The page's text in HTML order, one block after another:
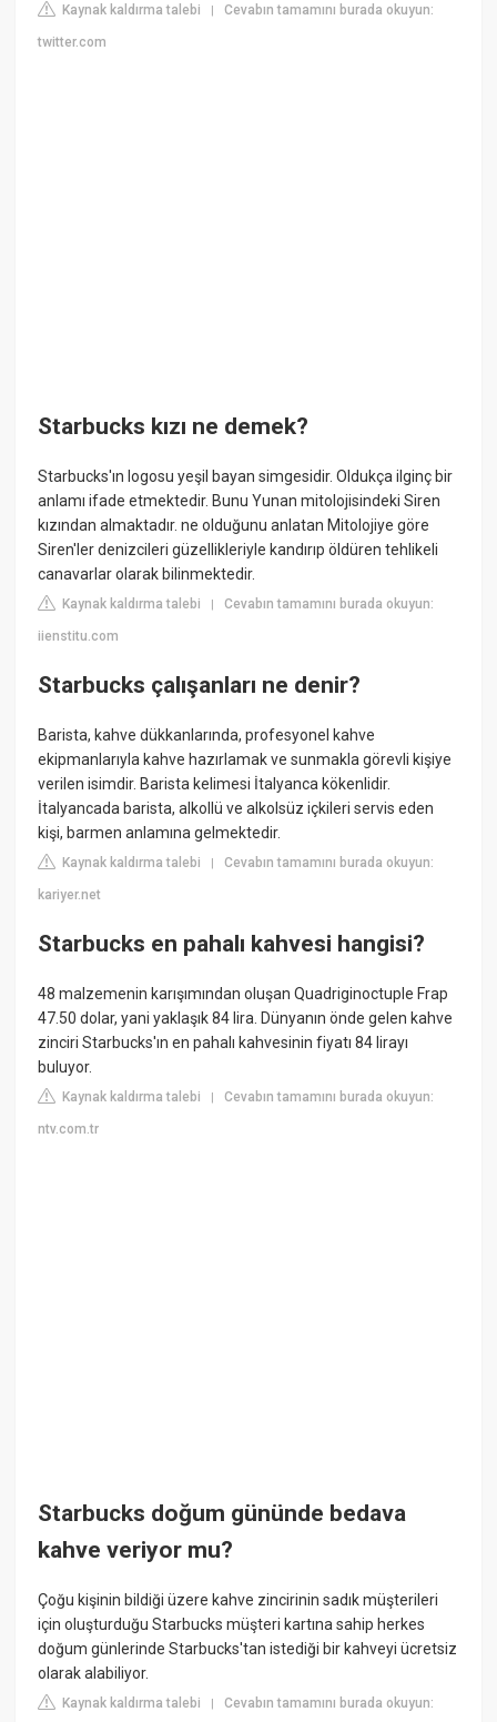
Kaynak kaldırma talebi |Cevabın tamamını burada okuyun:
twitter.com
Starbucks kızı ne demek?
Starbucks'ın logosu yeşil bayan simgesidir. Oldukça ilginç bir
anlamı ifade etmektedir. Bunu Yunan mitolojisindeki Siren
kızından almaktadır. ne olduğunu anlatan Mitolojiye göre
Siren'ler denizcileri güzellikleriyle kandırıp öldüren tehlikeli
canavarlar olarak bilinmektedir.
Kaynak kaldırma talebi |Cevabın tamamını burada okuyun:
iienstitu.com
Starbucks çalışanları ne denir?
Barista, kahve dükkanlarında, profesyonel kahve
ekipmanlarıyla kahve hazırlamak ve sunmakla görevli kişiye
verilen isimdir. Barista kelimesi İtalyanca kökenlidir.
İtalyancada barista, alkollü ve alkolsüz içkileri servis eden
kişi, barmen anlamına gelmektedir.
Kaynak kaldırma talebi |Cevabın tamamını burada okuyun:
kariyer.net
Starbucks en pahalı kahvesi hangisi?
48 malzemenin karışımından oluşan Quadriginoctuple Frap
47.50 dolar, yani yaklaşık 84 lira. Dünyanın önde gelen kahve
zinciri Starbucks'ın en pahalı kahvesinin fiyatı 84 lirayı
buluyor.
Kaynak kaldırma talebi |Cevabın tamamını burada okuyun:
ntv.com.tr
Starbucks doğum gününde bedava
kahve veriyor mu?
Çoğu kişinin bildiği üzere kahve zincirinin sadık müşterileri
için oluşturduğu Starbucks müşteri kartına sahip herkes
doğum günlerinde Starbucks'tan istediği bir kahveyi ücretsiz
olarak alabiliyor.
Kaynak kaldırma talebi |Cevabın tamamını burada okuyun: